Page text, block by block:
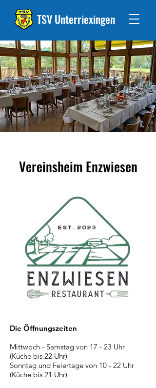
TSV Unterriexingen
Vereinsheim Enzwiesen
Die Öffnungszeiten
Mittwoch - Samstag von 17 - 23 Uhr
(Küche bis 22 Uhr)
Sonntag und Feiertage von 10 - 22 Uhr
(Küche bis 21 Uhr)